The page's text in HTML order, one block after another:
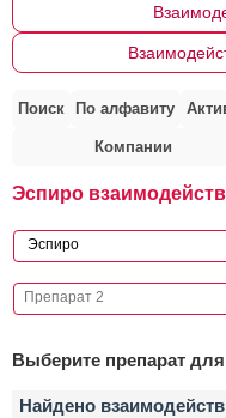
Поиск По алфавиту
Компании
Эспиро
Выберите препарат
Найдено